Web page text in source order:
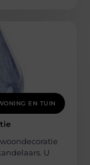
EN TUIN
U